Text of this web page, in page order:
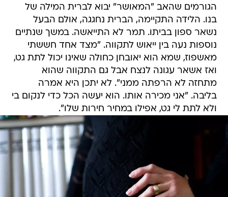
הגורמים שהאב "המאושר" יבוא לברית המילה של
בנו. הלידה התקיימה, הברית נחגגה, אולם הבעל
נשאר ספון בביתו. תמר לא התייאשה. במשך שנתיים
נוספות נעה בין ייאוש לתקווה. "מצד אחד חששתי
מאשפוז, שמא הוא יאובחן כחולה שאינו יכול לתת גט,
ואז אשאר עגונה לנצח אבל גם התקווה שהוא
מתחזה לא הרפתה ממני". לא יתכן היא אמרה
בליבה. "אני מכירה אותו. הוא יעשה הכל כדי לנקום בי
ולא לתת לי גט, אפילו במחיר חירות שלו".